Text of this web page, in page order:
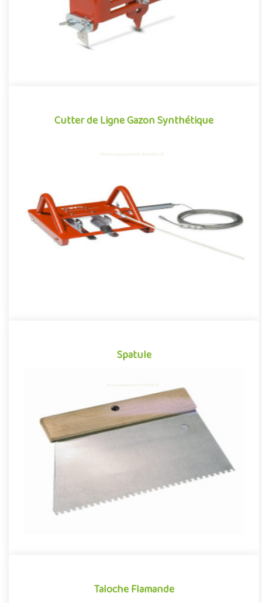
Cutter de Ligne Gazon Synthétique
Le cutter de ligne permet de réaliser avec facilité et précision
des découpes de lignes droites et circulaires sur les surfac..
Offre partenaire
Spatule
Spatule
Cette spatule vous permet d’étaler correctement votre colle
pour gazon synthétique sur la bande de pontage..
Taloche Flamande